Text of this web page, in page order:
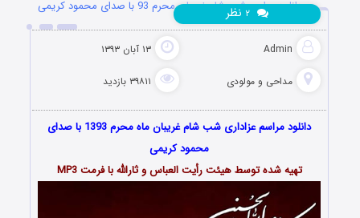
دانلود مراسم شب شام غریبان محرم 93 با صدای محمود کریمی
Admin ۱۳ آبان ۱۳۹۳
مداحی و مولودی ۳۹۸۱۱ بازدید
۲ نظر
دانلود مراسم عزاداری شب شام غریبان ماه محرم 1393 با صدای
محمود کریمی
تهیه شده توسط هیئت رأیت العباس و ثارالله با فرمت MP3